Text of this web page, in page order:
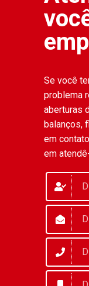
Se você
problema
aberturas
balanços,
em
em